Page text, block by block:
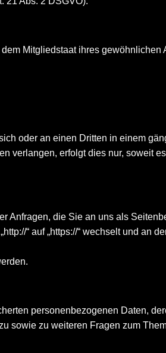
Mitgliedstaat ihres gewöhnlichen
oder an einen Dritten in einem
verlangen, erfolgt dies nur, soweit
Anfragen, die Sie an uns als
“ auf „https://“ wechselt und an
personenbezogenen Daten,
sowie zu weiteren Fragen zum